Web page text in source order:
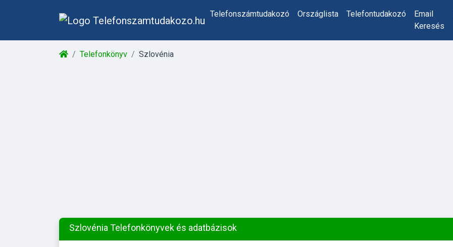
Telefonszámtudakozó Országlista Telefontudakozó
Email
Keresés
Telefonkönyv Szlovénia
Szlovénia Telefonkönyvek és adatbázisok